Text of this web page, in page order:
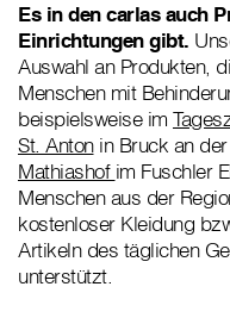
Es in den carlas auch
Einrichtungen gibt.
Auswahl an Produkten,
Menschen mit
beispielsweise im
St. Antonin Bruck an
Mathiashof im Fuschler
Menschen aus der
kostenloser Kleidung
Artikeln des täglichen
unterstützt.